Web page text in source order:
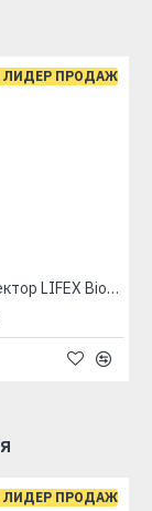
ЛИДЕР ПРОДАЖ
Био-конвектор LIFEX BioAir 700 (бежевый) с программатором
ЛИДЕР ПРОДАЖ